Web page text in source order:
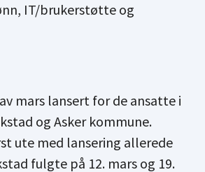
IT/brukerstøtte og
mars lansert for de ansatte i
og Asker kommune.
ute med lansering allerede
fulgte på 12. mars og 19.